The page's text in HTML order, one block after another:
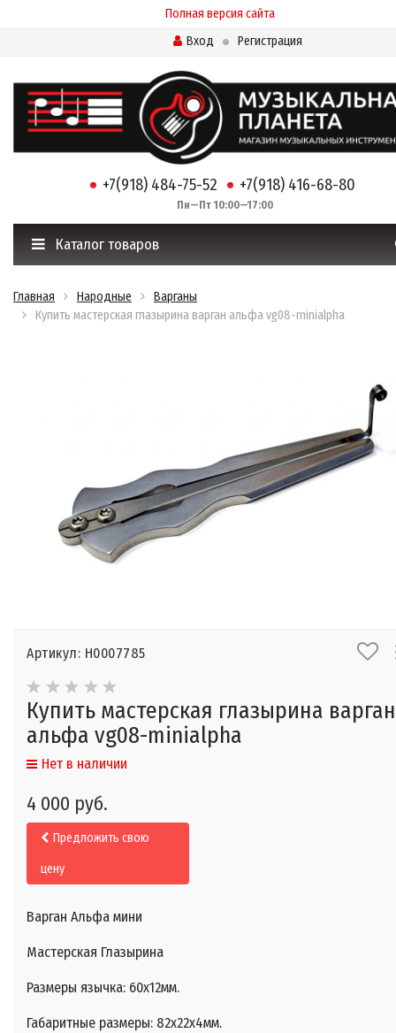
Полная версия сайта
Вход
Регистрация
+7(918) 484-75-52 +7(918) 416-68-80
Пн—Пт 10:00—17:00
Каталог товаров
Главная Народные
Варганы
Купить мастерская глазырина варган альфа vg08-minialpha
Артикул: Н0007785
Купить мастерская глазырина варган
альфа vg08-minialpha
Нет в наличии
4 000 руб.
Предложить свою
цену
Варган Альфа мини
Мастерская Глазырина
Размеры язычка: 60x12мм.
Габаритные размеры: 82x22x4мм.